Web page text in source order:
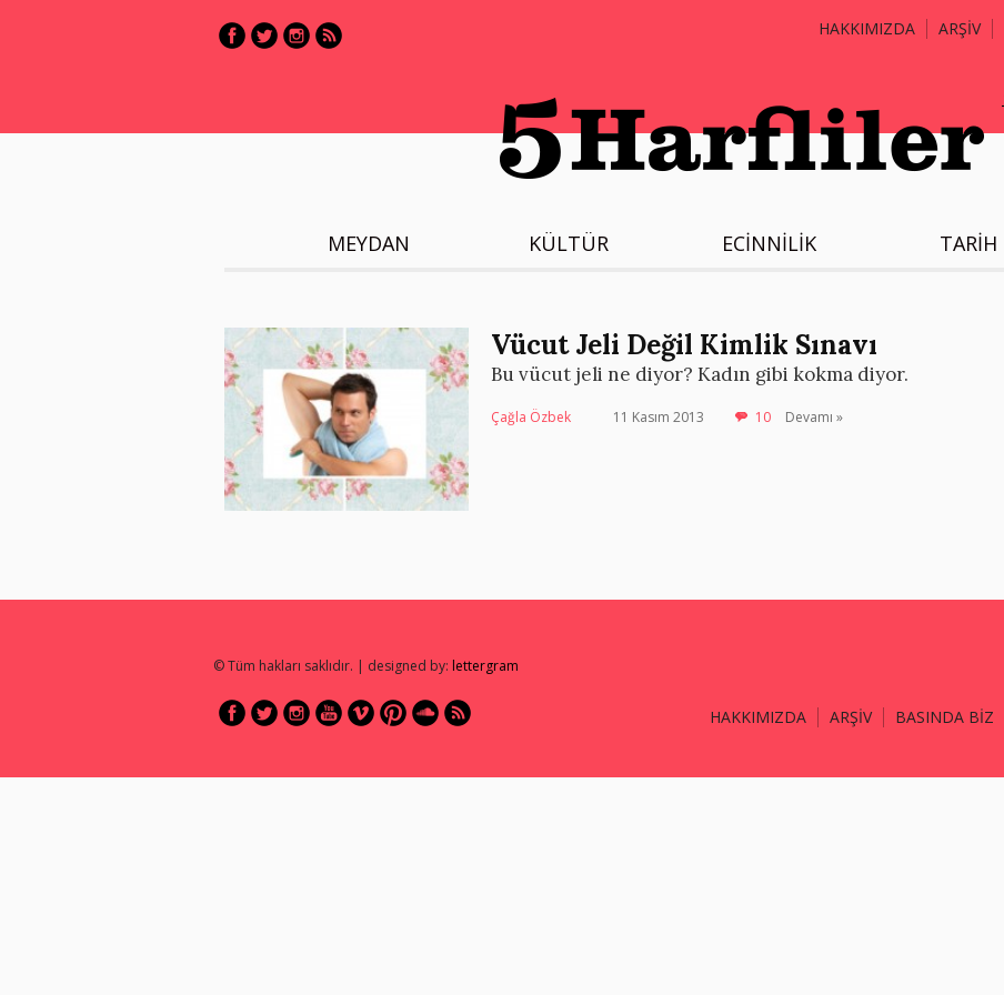
HAKKIMIZDA ARŞİV
MEYDAN KÜLTÜR ECİNNİLİK TARİH
Vücut Jeli Değil Kimlik Sınavı
Bu vücut jeli ne diyor? Kadın gibi kokma diyor.
Çağla Özbek 11 Kasım 2013 10 Devamı »
© Tüm hakları saklıdır. | designed by: lettergram
HAKKIMIZDA ARŞİV BASINDA BİZ